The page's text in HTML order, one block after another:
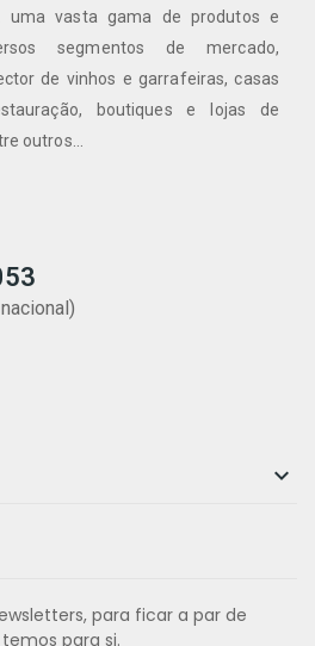
uma vasta gama de produtos e
segmentos de mercado,
de vinhos e garrafeiras, casas
boutiques e lojas de
outros...

para ficar a par de
para si.